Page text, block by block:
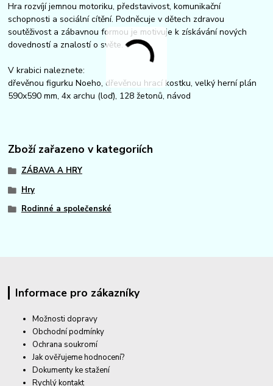
Hra rozvíjí jemnou motoriku, představivost, komunikační
schopnosti a sociální cítění. Podněcuje v dětech zdravou
soutěživost a zábavnou formou je motivuje k získávání nových
dovedností a znalostí o světe.
V krabici naleznete:
dřevěnou figurku Noeho, dřevěnou hrací kostku, velký herní plán
590x590 mm, 4x archu (loď), 128 žetonů, návod
Zboží zařazeno v kategoriích
ZÁBAVA A HRY
Hry
Rodinné a společenské
Informace pro zákazníky
Možnosti dopravy
Obchodní podmínky
Ochrana soukromí
Jak ověřujeme hodnocení?
Dokumenty ke stažení
Rychlý kontakt